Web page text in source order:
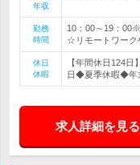
年収
勤務
時間
10：00～19：
☆リモートワーク
休日
休暇
【年間休日124
日◆夏季休暇◆年
求人詳細を見る